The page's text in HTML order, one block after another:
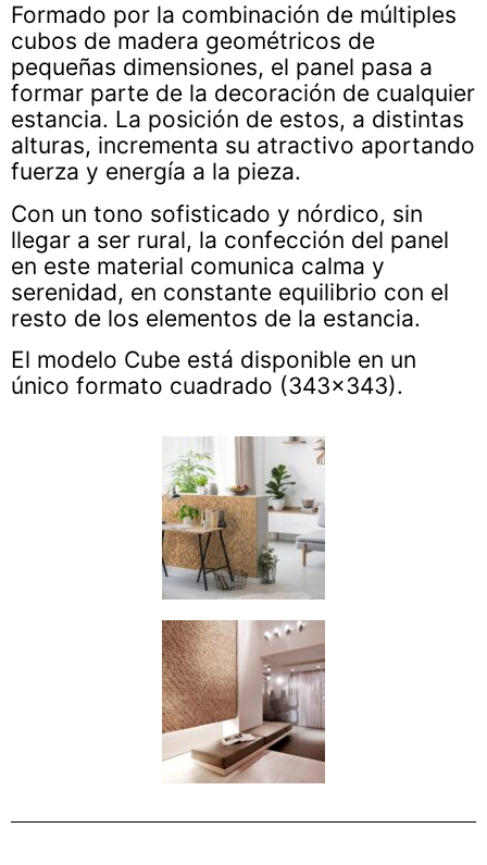
Formado por la combinación de múltiples
cubos de madera geométricos de
pequeñas dimensiones, el panel pasa a
formar parte de la decoración de cualquier
estancia. La posición de estos, a distintas
alturas, incrementa su atractivo aportando
fuerza y energía a la pieza.
Con un tono sofisticado y nórdico, sin
llegar a ser rural, la confección del panel
en este material comunica calma y
serenidad, en constante equilibrio con el
resto de los elementos de la estancia.
El modelo Cube está disponible en un
único formato cuadrado (343×343).